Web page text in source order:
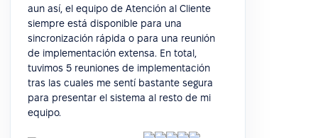
aun así, el equipo de Atención al Cliente
siempre está disponible para una
sincronización rápida o para una reunión
de implementación extensa. En total,
tuvimos 5 reuniones de implementación
tras las cuales me sentí bastante segura
para presentar el sistema al resto de mi
equipo.